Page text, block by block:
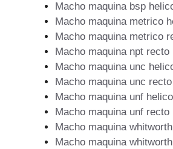
Macho maquina bsp
Macho maquina metrico
Macho maquina metrico
Macho maquina npt recto
Macho maquina unc
Macho maquina unc recto
Macho maquina unf
Macho maquina unf recto
Macho maquina
Macho maquina